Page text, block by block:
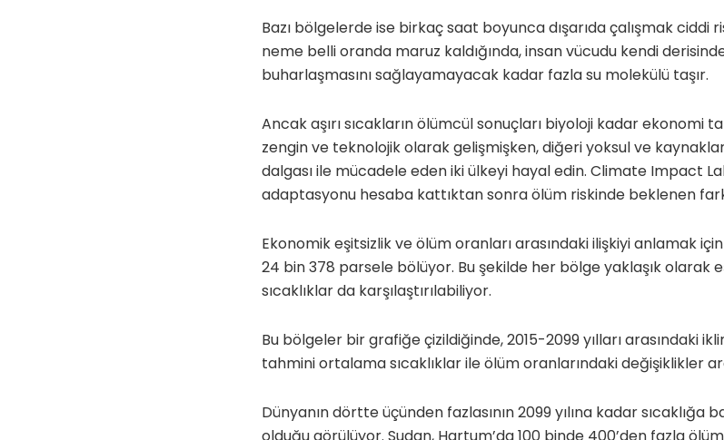
Bazı bölgelerde ise birkaç saat boyunca dışarıda çalışmak ciddi
neme belli oranda maruz kaldığında, insan vücudu kendi
buharlaşmasını sağlayamayacak kadar fazla su molekülü taşır.
Ancak aşırı sıcakların ölümcül sonuçları biyoloji kadar ekonomi
zengin ve teknolojik olarak gelişmişken, diğeri yoksul ve kaynaklara
dalgası ile mücadele eden iki ülkeyi hayal edin. Climate Impact
adaptasyonu hesaba kattıktan sonra ölüm riskinde beklenen
Ekonomik eşitsizlik ve ölüm oranları arasındaki ilişkiyi anlamak
24 bin 378 parsele bölüyor. Bu şekilde her bölge yaklaşık olarak
sıcaklıklar da karşılaştırılabiliyor.
Bu bölgeler bir grafiğe çizildiğinde, 2015-2099 yılları arasındaki
tahmini ortalama sıcaklıklar ile ölüm oranlarındaki değişiklikler
Dünyanın dörtte üçünden fazlasının 2099 yılına kadar sıcaklığa
olduğu görülüyor. Sudan, Hartum’da 100 binde 400’den fazla